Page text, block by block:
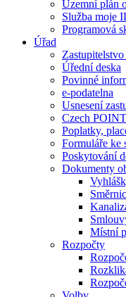
Územní plán
Služba moje
Programová
Úřad
Zastupitelstvo
Úřední deska
Povinné
e-podatelna
Usnesení
Czech POINT
Poplatky,
Formuláře ke
Poskytování
Dokumenty
Místní
Rozpočty